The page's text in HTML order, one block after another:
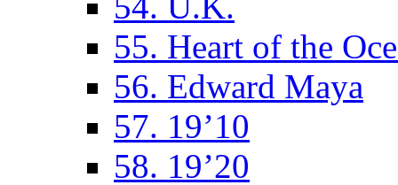
55. Heart of the
56. Edward Maya
57. 19’10
58. 19’20